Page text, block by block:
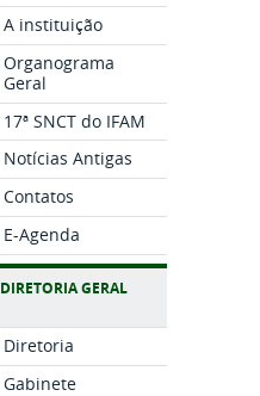
A instituição
Organograma
Geral
17ª SNCT do IFAM
Notícias Antigas
Contatos
E-Agenda
DIRETORIA GERAL
Diretoria
Gabinete